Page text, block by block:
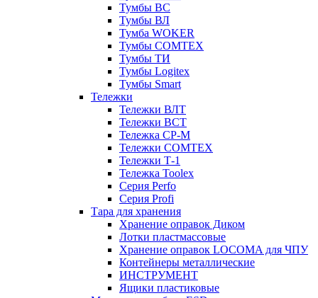
Тумбы ВС
Тумбы ВЛ
Тумба WOKER
Тумбы COMTEX
Тумбы ТИ
Тумбы Logitex
Тумбы Smart
Тележки
Тележки ВЛТ
Тележки ВСТ
Тележка СР-М
Тележки COMTEX
Тележки Т-1
Тележка Toolex
Серия Perfo
Серия Profi
Тара для хранения
Хранение оправок Диком
Лотки пластмассовые
Хранение оправок LOCOMA для ЧПУ
Контейнеры металлические
ИНСТРУМЕНТ
Ящики пластиковые